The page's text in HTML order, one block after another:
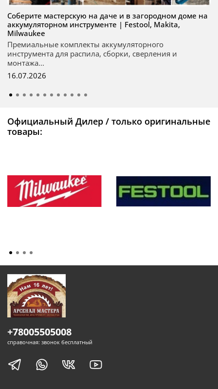
Соберите мастерскую на даче и в загородном доме на
аккумуляторном инструменте | Festool, Makita,
Milwaukee
Премиальные комплекты аккумуляторного
инструмента для распила, сборки, сверления и
монтажа...
16.07.2026
Официальный Дилер / только оригинальные
товары:
+78005505008
справочная: звонок бесплатный